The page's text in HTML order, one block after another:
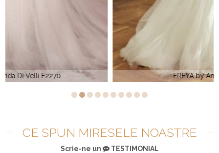
FREYA by Amanda Di Velli
CE SPUN MIRESELE NOASTRE
Scrie-ne un TESTIMONIAL